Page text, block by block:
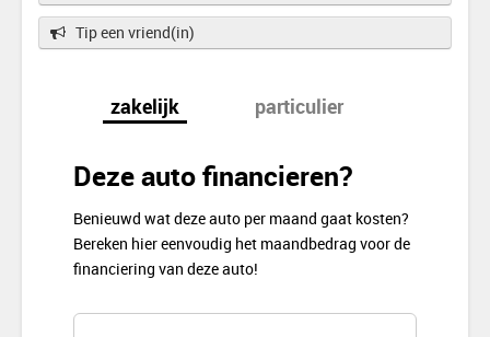
Tip een vriend(in)
zakelijk particulier
Deze auto financieren?
Benieuwd wat deze auto per maand gaat kosten?
Bereken hier eenvoudig het maandbedrag voor de
financiering van deze auto!